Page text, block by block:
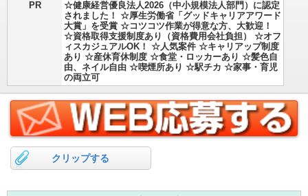
PR
☆健康経営優良法人2026（中小規模法人部門）に認定
されました！ ☆厚生労働省「グッドキャリアアワード
大賞」を受賞 ☆コツコツ作業が得意な方、大歓迎！
☆資格取得支援制度あり（資格費用会社負担） ☆オフ
ィスカジュアルOK！ ☆人気案件 ☆キャリアップ制度
あり ☆産休育休制度 ☆食堂・ロッカーあり ☆髪色自
由、ネイル自由 ☆喫煙所あり ☆駅チカ ☆家事・育児
の両立可
クリップする